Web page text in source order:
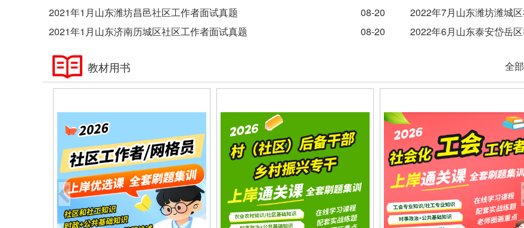
2021年1月山东潍坊昌邑社区工作者面试真题
08-20
2021年1月山东济南历城区社区工作者面试真题
08-20
2022年7月山东潍坊潍城
2022年6月山东泰安岱岳
教材用书 全